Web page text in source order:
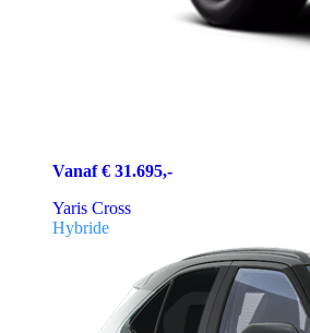
Vanaf € 31.695,-
Yaris Cross
Hybride